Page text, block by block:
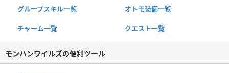
グループスキル一覧 オトモ装備一覧
チャーム一覧 クエスト一覧
モンハンワイルズの便利ツール